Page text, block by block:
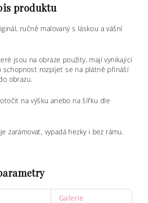
produktu
ručně malovaný s láskou a vášní
jsou na obraze použity, mají vynikající
schopnost rozpíjet se na plátně přináší
obrazu.
na výšku anebo na šířku dle
zarámovat, vypadá hezky i bez rámu.
Galerie